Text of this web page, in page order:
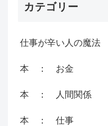
カテゴリー
仕事が辛い人の魔法
本 ： お金
本 ： 人間関係
本 ： 仕事